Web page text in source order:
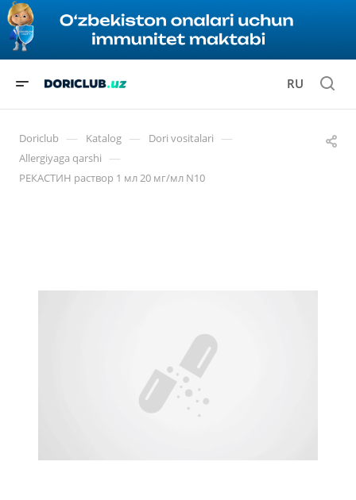
RU
Doriclub — Katalog — Dori vositalari —
Allergiyaga qarshi —
РЕКАСТИН раствор 1 мл 20 мг/мл N10